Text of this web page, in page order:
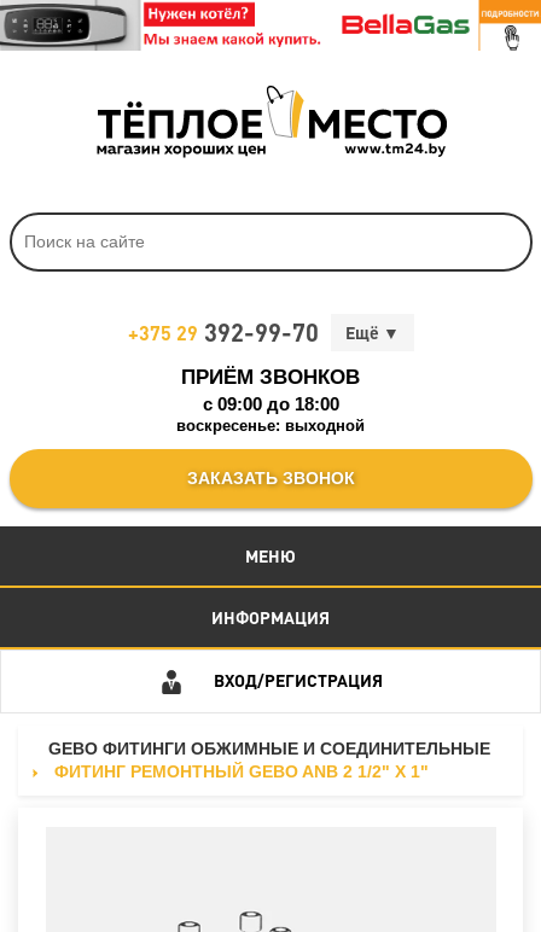
+375 29 392-99-70
ПРИЁМ ЗВОНКОВ
c 09:00 до 18:00
воскресенье: выходной
ЗАКАЗАТЬ ЗВОНОК
МЕНЮ
ИНФОРМАЦИЯ
ВХОД/РЕГИСТРАЦИЯ
GEBO ФИТИНГИ ОБЖИМНЫЕ И СОЕДИНИТЕЛЬНЫЕ
ФИТИНГ РЕМОНТНЫЙ GEBO ANB 2 1/2" Х 1"